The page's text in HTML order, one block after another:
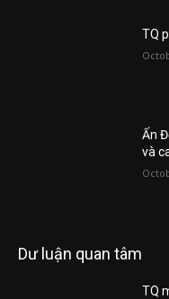
TQ
Ấn
và
Dư luận quan tâm
TQ